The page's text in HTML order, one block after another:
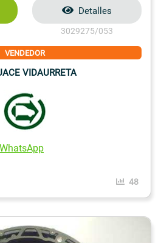
Detalles
3029275/053
VENDEDOR
VIDAURRETA
WhatsApp
48